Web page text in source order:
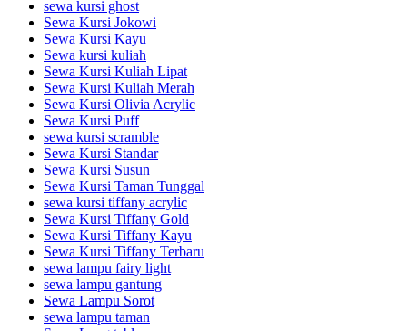
sewa kursi ghost
Sewa Kursi Jokowi
Sewa Kursi Kayu
Sewa kursi kuliah
Sewa Kursi Kuliah Lipat
Sewa Kursi Kuliah Merah
Sewa Kursi Olivia Acrylic
Sewa Kursi Puff
sewa kursi scramble
Sewa Kursi Standar
Sewa Kursi Susun
Sewa Kursi Taman Tunggal
sewa kursi tiffany acrylic
Sewa Kursi Tiffany Gold
Sewa Kursi Tiffany Kayu
Sewa Kursi Tiffany Terbaru
sewa lampu fairy light
sewa lampu gantung
Sewa Lampu Sorot
sewa lampu taman